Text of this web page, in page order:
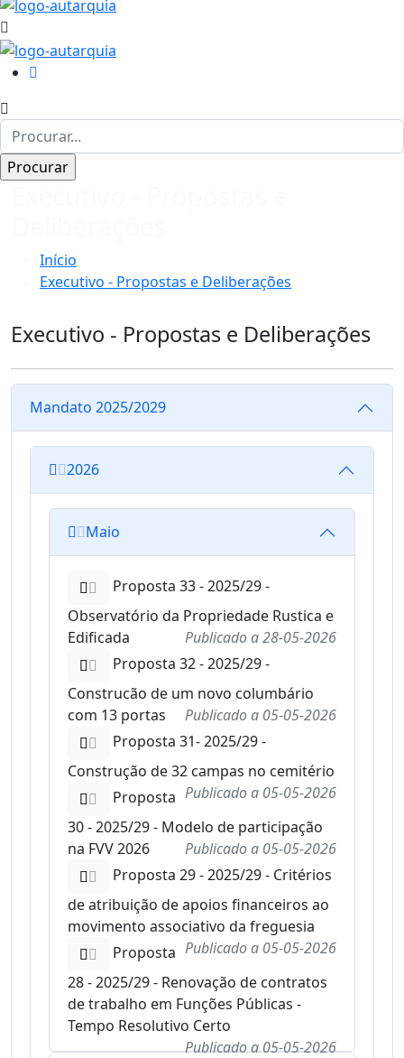
Início
Executivo - Propostas e Deliberações
Executivo - Propostas e Deliberações
Mandato 2025/2029
2026
Maio
Proposta 33 - 2025/29 -
Observatório da Propriedade Rustica e
Edificada
Publicado a28-05-2026
Proposta 32 - 2025/29 -
Construcão de um novo columbário
com 13 portas
Publicado a 05-05-2026
Proposta 31- 2025/29 -
Construção de 32 campas no cemitério
Publicado a 05-05-2026
Proposta
30 - 2025/29 - Modelo de participação
na FVV 2026
Publicado a 05-05-2026
Proposta 29 - 2025/29 - Critérios
de atribuição de apoios financeiros ao
movimento associativo da freguesia
Publicado a 05-05-2026
Proposta
28 - 2025/29 - Renovação de contratos
de trabalho em Funções Públicas -
Tempo Resolutivo Certo
Publicado a05-05-2026